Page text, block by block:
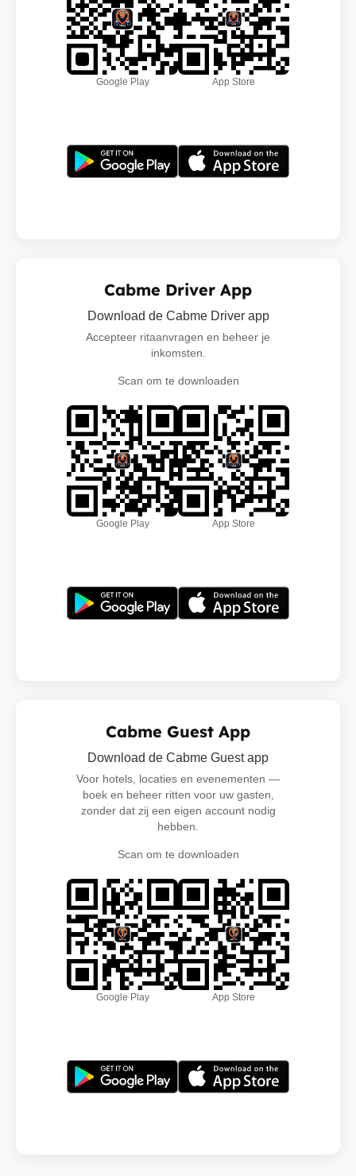
Google Play App Store
Cabme Driver App
Download de Cabme Driver app
Accepteer ritaanvragen en beheer je
inkomsten.
Scan om te downloaden
Google Play App Store
Cabme Guest App
Download de Cabme Guest app
Voor hotels, locaties en evenementen —
boek en beheer ritten voor uw gasten,
zonder dat zij een eigen account nodig
hebben.
Scan om te downloaden
Google Play App Store